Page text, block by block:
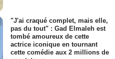
"J'ai craqué complet, mais elle,
pas du tout" : Gad Elmaleh est
tombé amoureux de cette
actrice iconique en tournant
cette comédie aux 2 millions de